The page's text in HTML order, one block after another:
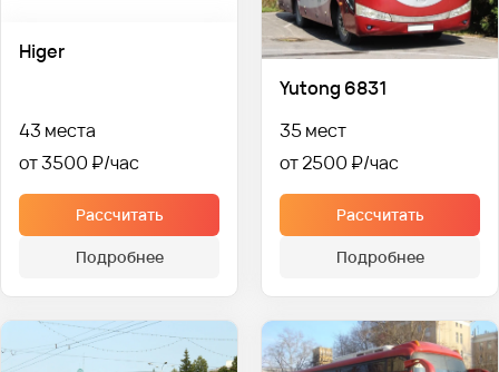
Higer
43 места
от 3500 ₽
Рассчитать
Подробнее
Yutong 6831
35 мест
от 2500 ₽
Рассчитать
Подробнее